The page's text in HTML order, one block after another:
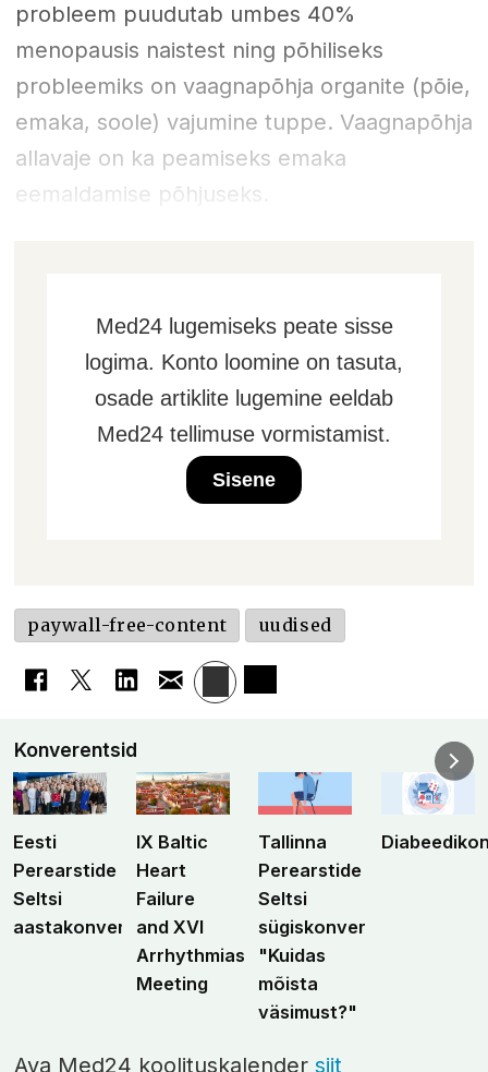
probleem puudutab umbes 40%
menopausis naistest ning põhiliseks
probleemiks on vaagnapõhja organite (põie,
emaka, soole) vajumine tuppe. Vaagnapõhja
allavaje on ka peamiseks emaka
eemaldamise põhjuseks.
Med24 lugemiseks peate sisse
logima. Konto loomine on tasuta,
osade artiklite lugemine eeldab
Med24 tellimuse vormistamist.
Sisene
paywall-free-content uudised
Konverentsid
Eesti
Perearstide
Seltsi
aastakonverents
IX Baltic
Heart
Failure
and XVI
Arrhythmias
Meeting
Tallinna
Perearstide
Seltsi
sügiskonverents
"Kuidas
mõista
väsimust?"
Ava Med24 koolituskalendersiit